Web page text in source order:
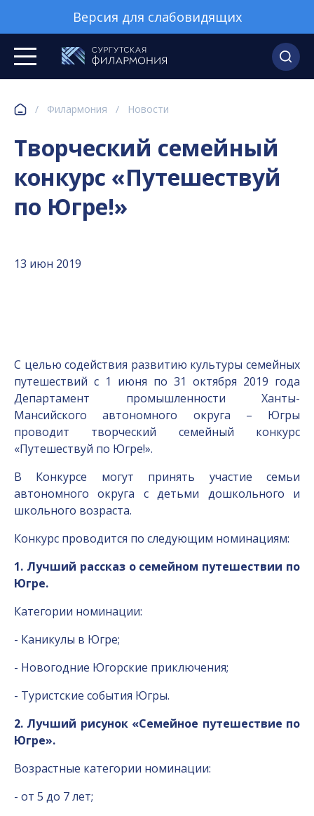
Версия для слабовидящих
/ Филармония / Новости
Творческий семейный
конкурс «Путешествуй
по Югре!»
13 июн 2019
С целью содействия развитию культуры семейных
путешествий с 1 июня по 31 октября 2019 года
Департамент промышленности Ханты-
Мансийского автономного округа – Югры
проводит творческий семейный конкурс
«Путешествуй по Югре!».
В Конкурсе могут принять участие семьи
автономного округа с детьми дошкольного и
школьного возраста.
Конкурс проводится по следующим номинациям:
1. Лучший рассказ о семейном путешествии по
Югре.
Категории номинации:
- Каникулы в Югре;
- Новогодние Югорские приключения;
- Туристские события Югры.
2. Лучший рисунок «Семейное путешествие по
Югре».
Возрастные категории номинации:
- от 5 до 7 лет;